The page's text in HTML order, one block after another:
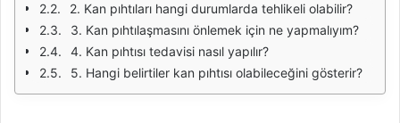
2. Kan pıhtıları hangi durumlarda tehlikeli olabilir?
3. Kan pıhtılaşmasını önlemek için ne yapmalıyım?
4. Kan pıhtısı tedavisi nasıl yapılır?
5. Hangi belirtiler kan pıhtısı olabileceğini gösterir?